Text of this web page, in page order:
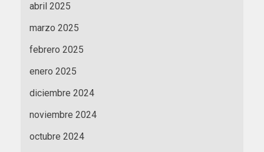
abril 2025
marzo 2025
febrero 2025
enero 2025
diciembre 2024
noviembre 2024
octubre 2024